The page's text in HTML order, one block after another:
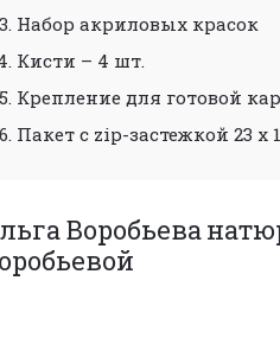
Набор акриловых красок
Кисти – 4 шт.
Крепление для готовой
Пакет с zip-застежкой 23 х
Воробьева